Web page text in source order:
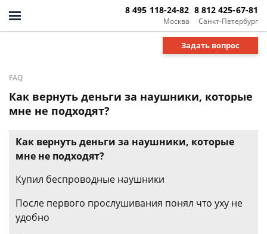
Москва
8 495 118-24-82
Санкт-Петербург
8 812 425-67-81
Задать вопрос
FAQ
Как вернуть деньги за наушники, которые
мне не подходят?
Как вернуть деньги за наушники, которые
мне не подходят?
Купил беспроводные наушники
После первого прослушивания понял что уху не
удобно